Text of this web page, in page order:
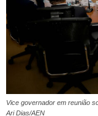
Vice governador em reunião
Ari Dias/AEN